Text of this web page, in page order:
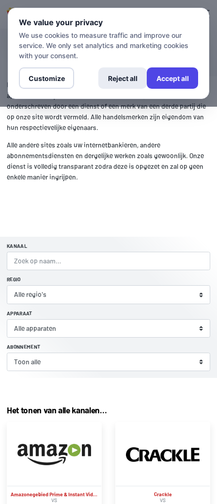
Kanalen
Hieronder vindt u een lijst met verschillende diensten en de
apparaten die zij ondersteunen. Getflix is niet gelieerd aan of
onderschreven door een dienst of een merk van een derde partij die
op onze site wordt vermeld. Alle handelsmerken zijn eigendom van
hun respectievelijke eigenaars.
Alle andere sites zoals uw internetbankieren, andere
abonnementsdiensten en dergelijke werken zoals gewoonlijk. Onze
dienst is volledig transparant zodra deze is opgezet en zal op geen
enkele manier ingrijpen.
KANAAL
REGIO
APPARAAT
ABONNEMENT
Het tonen van alle kanalen…
Amazonegebied Prime & Instant Video
VS
Crackle
VS
We value your privacy
We use cookies to measure traffic and improve our
service. We only set analytics and marketing cookies
with your consent.
Customize Reject all Accept all